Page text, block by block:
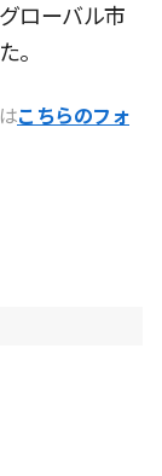
ローバル市
。
こちらのフォ